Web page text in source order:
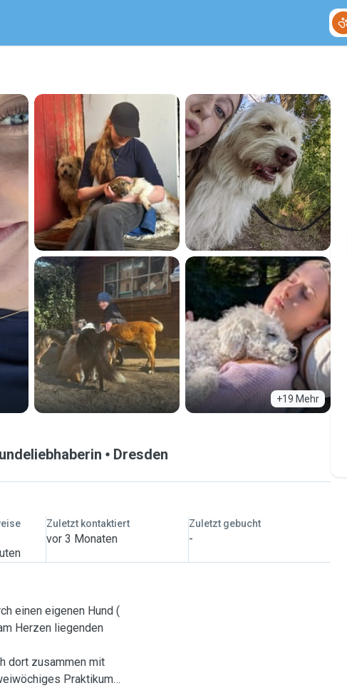
+19 Mehr
Dresden
Zuletzt kontaktiert
vor 3 Monaten
Zuletzt gebucht
-
einen eigenen Hund (
Herzen liegenden
dort zusammen mit
Praktikum